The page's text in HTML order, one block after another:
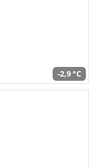
-2,9 °C